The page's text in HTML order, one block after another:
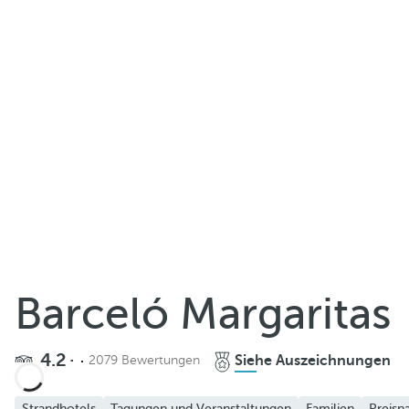
Teilen
Weitere Fotos und Videos ansehen
Barceló Margaritas
4.2 2079 Bewertungen Siehe Auszeichnungen